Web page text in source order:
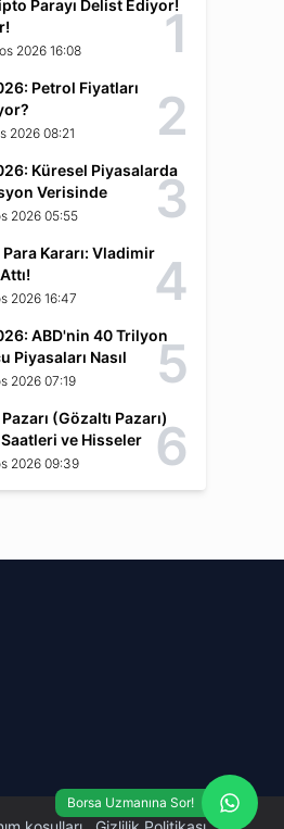
Parayı Delist Ediyor!
2026 16:08 1
Petrol Fiyatları
2026 08:21 2
Küresel Piyasalarda
Verisinde
2026 05:55 3
Kararı: Vladimir
2026 16:47 4
ABD'nin 40 Trilyon
Piyasaları Nasıl
2026 07:19 5
(Gözaltı Pazarı)
ve Hisseler
2026 09:39 6
Borsa Uzmanına Sor!